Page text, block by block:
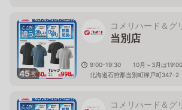
45枚
コメリハード＆グ
当別店
9:00-19:30 10月～3月は19:00
北海道石狩郡当別町樺戸町347-2
コメリハード＆グ